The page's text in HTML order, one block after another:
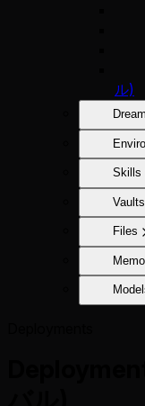
ル)
Skills
Vaults
Files